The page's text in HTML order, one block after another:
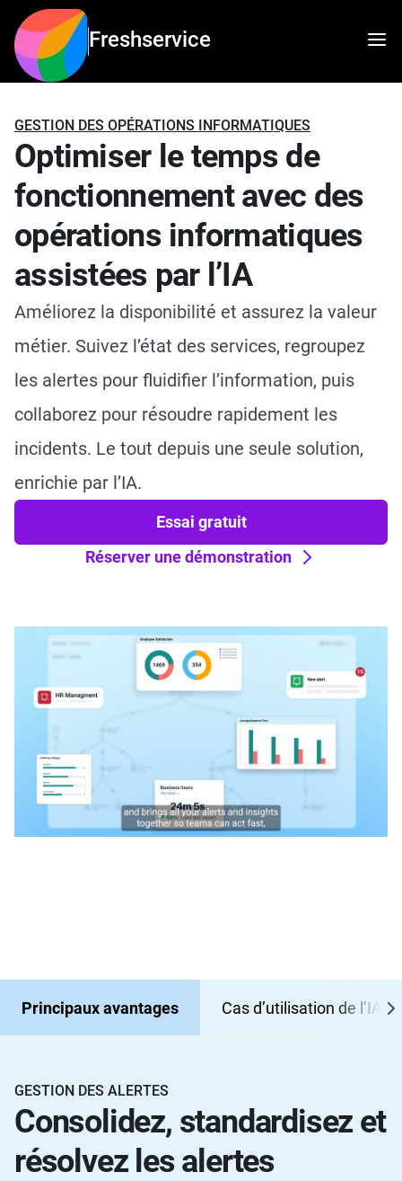
Freshservice
GESTION DES OPÉRATIONS INFORMATIQUES
Optimiser le temps de
fonctionnement avec des
opérations informatiques
assistées par l’IA
Améliorez la disponibilité et assurez la valeur
métier. Suivez l’état des services, regroupez
les alertes pour fluidifier l’information, puis
collaborez pour résoudre rapidement les
incidents. Le tout depuis une seule solution,
enrichie par l’IA.
Essai gratuit
Réserver une démonstration
Principaux avantages Cas d’utilisation de l’IA
GESTION DES ALERTES
Consolidez, standardisez et
résolvez les alertes